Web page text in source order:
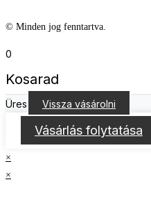
© Minden jog fenntartva.
0
Kosarad
Üres Vissza vásárolni
Vásárlás folytatása
×
×